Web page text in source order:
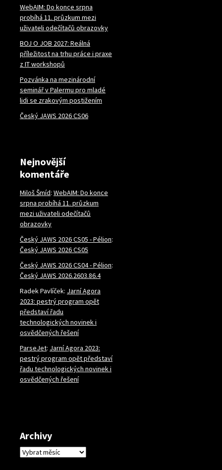
WebAIM: Do konce srpna
probíhá 11. průzkum mezi
uživateli odečítačů obrazovky
BOJ O JOB 2027: Reálná
příležitost na trhu práce i praxe
z IT workshopů
Pozvánka na mezinárodní
seminář v Palermu pro mladé
lidi se zrakovým postižením
Český JAWS 2026 CS06
Nejnovější
komentáře
Miloš Šmíd: WebAIM: Do konce
srpna probíhá 11. průzkum
mezi uživateli odečítačů
obrazovky
Český JAWS 2026 CS05 - Pélion:
Český JAWS 2026 CS05
Český JAWS 2026 CS04 - Pélion:
Český JAWS 2026.2603.86.4
Radek Pavlíček: Jarní Agora
2023: pestrý program opět
představí řadu
technologických novinek i
osvědčených řešení
ParseJet: Jarní Agora 2023:
pestrý program opět představí
řadu technologických novinek i
osvědčených řešení
Archivy
Archivy